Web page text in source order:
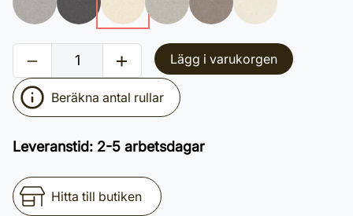
Lägg i varukorgen
Beräkna antal rullar
Leveranstid: 2-5 arbetsdagar
Hitta till butiken